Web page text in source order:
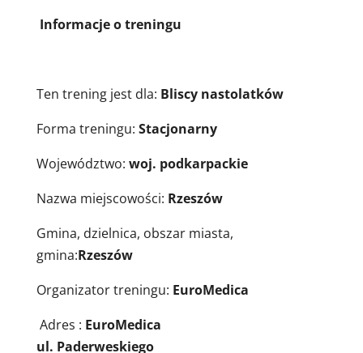
Informacje o treningu
Ten trening jest dla: Bliscy nastolatków
Forma treningu: Stacjonarny
Województwo: woj. podkarpackie
Nazwa miejscowości: Rzeszów
Gmina, dzielnica, obszar miasta,
gmina:Rzeszów
Organizator treningu: EuroMedica
Adres : EuroMedica
ul. Paderweskiego